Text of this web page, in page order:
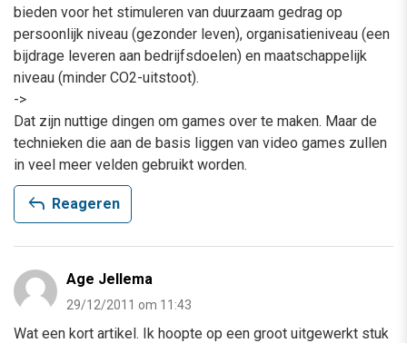
bieden voor het stimuleren van duurzaam gedrag op
persoonlijk niveau (gezonder leven), organisatieniveau (een
bijdrage leveren aan bedrijfsdoelen) en maatschappelijk
niveau (minder CO2-uitstoot).
->
Dat zijn nuttige dingen om games over te maken. Maar de
technieken die aan de basis liggen van video games zullen
in veel meer velden gebruikt worden.
reply Reageren
Age Jellema
29/12/2011 om 11:43
Wat een kort artikel. Ik hoopte op een groot uitgewerkt stuk